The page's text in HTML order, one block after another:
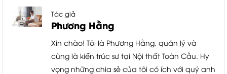
Tác giả
Phương Hằng
Xin chào! Tôi là Phương Hằng, quản lý và
cũng là kiến trúc sư tại Nội thất Toàn Cầu. Hy
vọng những chia sẻ của tôi có ích với quý anh